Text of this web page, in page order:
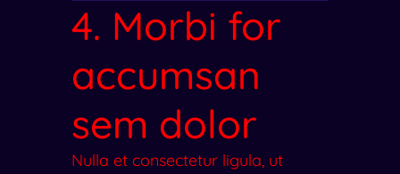
4. Morbi for
accumsan
sem dolor
Nulla et consectetur ligula, ut